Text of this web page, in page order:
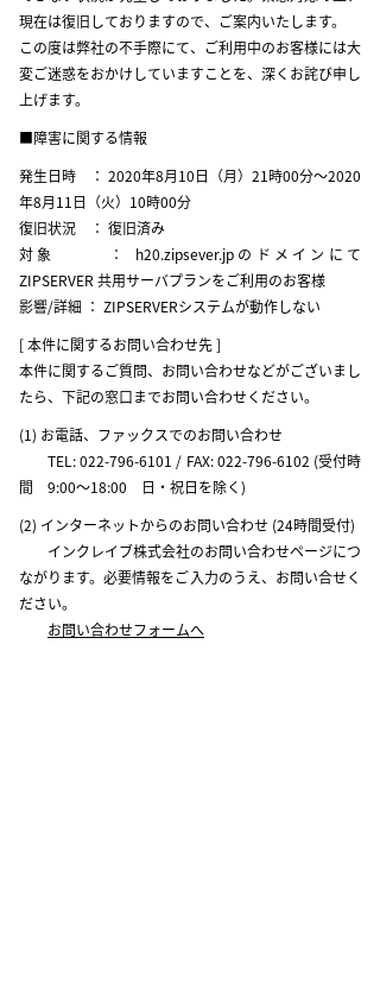
現在は復旧しておりますので、ご案内いたします。
この度は弊社の不手際にて、ご利用中のお客様には大
変ご迷惑をおかけしていますことを、深くお詫び申し
上げます。
■障害に関する情報
発生日時 ： 2020年8月10日（月）21時00分～2020
年8月11日（火）10時00分
復旧状況 ： 復旧済み
対象 ： h20.zipsever.jpのドメインにて
ZIPSERVER 共用サーバプランをご利用のお客様
影響/詳細 ： ZIPSERVERシステムが動作しない
[ 本件に関するお問い合わせ先 ]
本件に関するご質問、お問い合わせなどがございまし
たら、下記の窓口までお問い合わせください。
(1) お電話、ファックスでのお問い合わせ
TEL: 022-796-6101 / FAX: 022-796-6102 (受付時
間 9:00～18:00 日・祝日を除く)
(2) インターネットからのお問い合わせ (24時間受付)
インクレイブ株式会社のお問い合わせページにつ
ながります。必要情報をご入力のうえ、お問い合せく
ださい。
お問い合わせフォームへ